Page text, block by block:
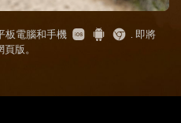
板電腦和手機
. 即將
版。